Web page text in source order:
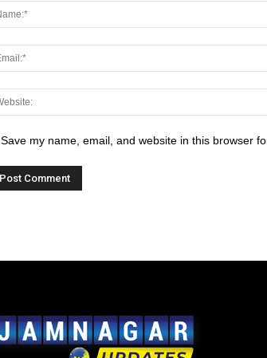
Save my name, email, and website in this browser